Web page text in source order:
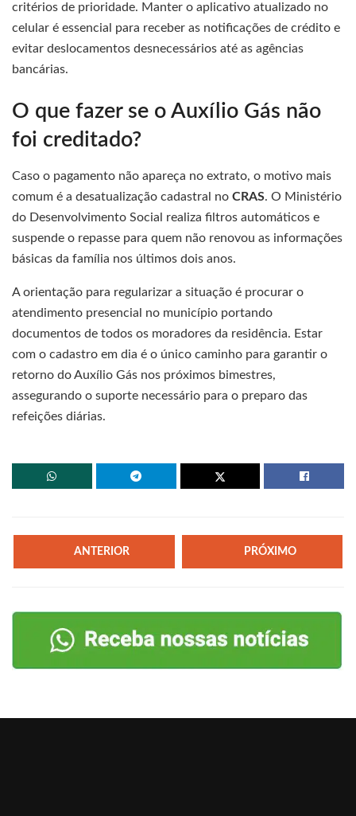
critérios de prioridade. Manter o aplicativo atualizado no
celular é essencial para receber as notificações de crédito e
evitar deslocamentos desnecessários até as agências
bancárias.
O que fazer se o Auxílio Gás não
foi creditado?
Caso o pagamento não apareça no extrato, o motivo mais
comum é a desatualização cadastral no CRAS. O Ministério
do Desenvolvimento Social realiza filtros automáticos e
suspende o repasse para quem não renovou as informações
básicas da família nos últimos dois anos.
A orientação para regularizar a situação é procurar o
atendimento presencial no município portando
documentos de todos os moradores da residência. Estar
com o cadastro em dia é o único caminho para garantir o
retorno do Auxílio Gás nos próximos bimestres,
assegurando o suporte necessário para o preparo das
refeições diárias.
ANTERIOR PRÓXIMO